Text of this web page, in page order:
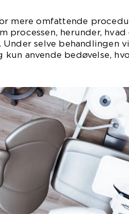
mere omfattende
processen, herunder,
Under selve behandlingen
kun anvende bedøvelse,